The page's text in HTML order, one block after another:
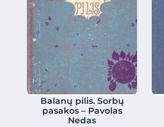
Balanų pilis. Sorbų
pasakos – Pavolas
Nedas